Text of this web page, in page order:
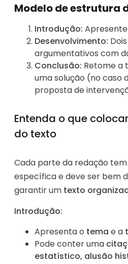
Modelo de estrutura
Introdução:
Desenvolvimento:
argumentativos com
Conclusão: Retome a
uma solução (no caso
proposta de
Entenda o que
do texto
Cada parte da redação
específica e deve ser bem
garantir um texto
Introdução:
Apresenta o tema e a
Pode conter uma
estatístico, alusão